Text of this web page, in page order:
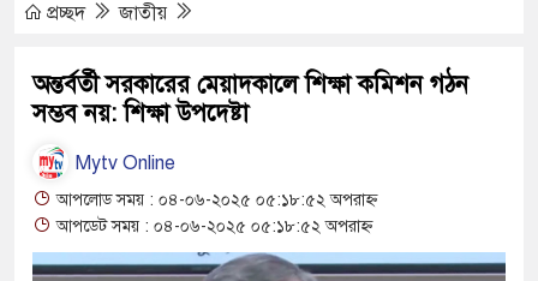
কর্মসূচীর শুভসূচনা।
থাকায় বিক্রিতে নিষেধাজ্ঞা
অত্যাচারের ছবি যেন আর তুলতে
প্রচ্ছদ জাতীয়
অন্তর্বর্তী সরকারের মেয়াদকালে শিক্ষা কমিশন গঠন
সম্ভব নয়: শিক্ষা উপদেষ্টা
Mytv Online
আপলোড সময় : ০৪-০৬-২০২৫ ০৫:১৮:৫২ অপরাহ্ন
আপডেট সময় : ০৪-০৬-২০২৫ ০৫:১৮:৫২ অপরাহ্ন